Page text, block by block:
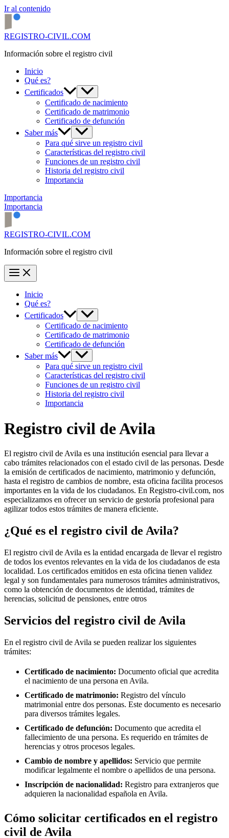
Ir al contenido
REGISTRO-CIVIL.COM
Información sobre el registro civil
Inicio
Qué es?
Certificados
Certificado de nacimiento
Certificado de matrimonio
Certificado de defunción
Saber más
Para qué sirve un registro civil
Características del registro civil
Funciones de un registro civil
Historia del registro civil
Importancia
Importancia
Importancia
REGISTRO-CIVIL.COM
Información sobre el registro civil
Inicio
Qué es?
Certificados
Certificado de nacimiento
Certificado de matrimonio
Certificado de defunción
Saber más
Para qué sirve un registro civil
Características del registro civil
Funciones de un registro civil
Historia del registro civil
Importancia
Registro civil deAvila
El registro civil de Avila es una institución esencial para llevar a
cabo trámites relacionados con el estado civil de las personas. Desde
la emisión de certificados de nacimiento, matrimonio y defunción,
hasta el registro de cambios de nombre, esta oficina facilita procesos
importantes en la vida de los ciudadanos. En Registro-civil.com, nos
especializamos en ofrecer un servicio de gestoría profesional para
agilizar todos estos trámites de manera eficiente.
¿Qué es el registro civil de Avila?
El registro civil de Avila es la entidad encargada de llevar el registro
de todos los eventos relevantes en la vida de los ciudadanos de esta
localidad. Los certificados emitidos en esta oficina tienen validez
legal y son fundamentales para numerosos trámites administrativos,
como la obtención de documentos de identidad, trámites de
herencias, solicitud de pensiones, entre otros
Servicios del registro civil de Avila
En el registro civil de Avila se pueden realizar los siguientes
trámites:
Certificado de nacimiento: Documento oficial que acredita
el nacimiento de una persona en Avila.
Certificado de matrimonio: Registro del vínculo
matrimonial entre dos personas. Este documento es necesario
para diversos trámites legales.
Certificado de defunción: Documento que acredita el
fallecimiento de una persona. Es requerido en trámites de
herencias y otros procesos legales.
Cambio de nombre y apellidos: Servicio que permite
modificar legalmente el nombre o apellidos de una persona.
Inscripción de nacionalidad: Registro para extranjeros que
adquieren la nacionalidad española en Avila.
Cómo solicitar certificados en el registro
civil de Avila